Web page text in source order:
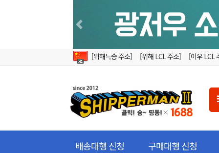
Previous
[위해특송 주소] [위해 LCL 주소] [이우 LCL
배송대행 신청 구매대행 신청